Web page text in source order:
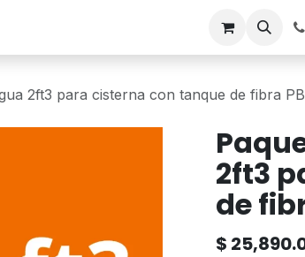
2ft3 para cisterna con tanque de fibra PB
2ft3
de
$